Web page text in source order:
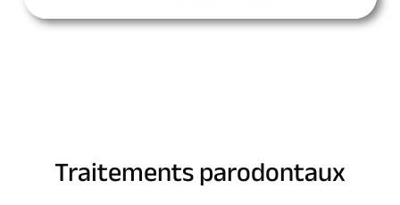
Traitements parodontaux